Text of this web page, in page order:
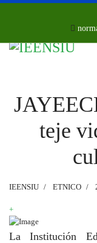
teje
IEENSIU ETNICO
+
La Institución